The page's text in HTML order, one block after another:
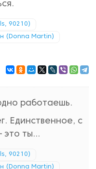
90210)
(Donna Martin)
работаешь.
Единственное, с
это ты…
90210)
(Donna Martin)